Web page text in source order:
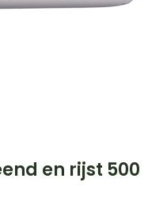
en rijst 500